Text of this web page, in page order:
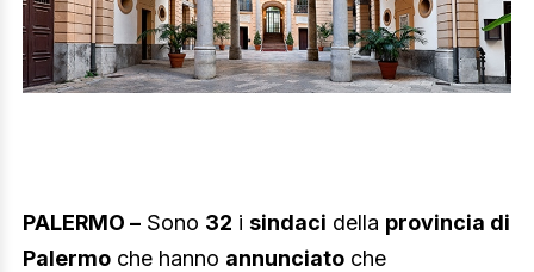
PALERMO – Sono 32 i sindaci della provincia di
Palermo che hanno annunciato che